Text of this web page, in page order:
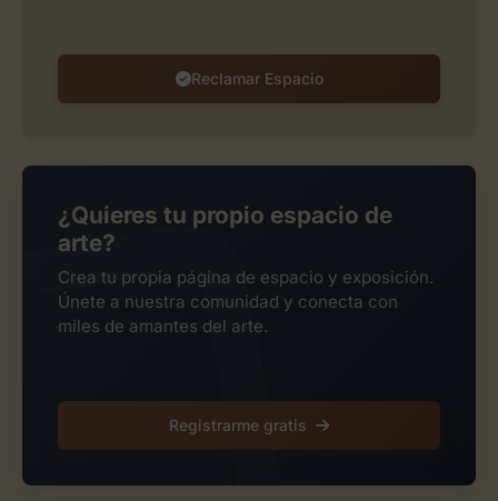
Reclamar Espacio
¿Quieres tu propio espacio de
arte?
Crea tu propia página de espacio y exposición.
Únete a nuestra comunidad y conecta con
miles de amantes del arte.
Registrarme gratis